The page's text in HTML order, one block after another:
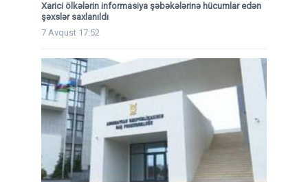
Xarici ölkələrin informasiya şəbəkələrinə hücumlar edən
şəxslər saxlanıldı
7 Avqust 17:52